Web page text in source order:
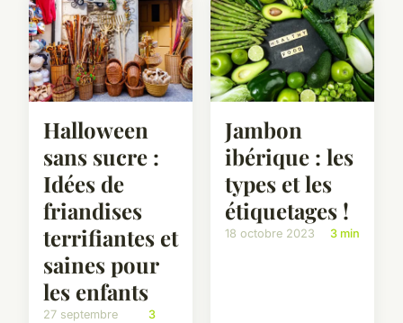
Halloween
sans sucre :
Idées de
friandises
terrifiantes et
saines pour
les enfants
27 septembre
3
Jambon
ibérique : les
types et les
étiquetages !
18 octobre 2023 3 min